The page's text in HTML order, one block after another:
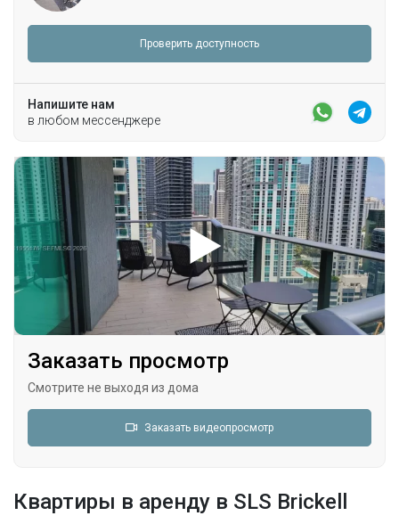
Проверить доступность
Напишите нам
в любом мессенджере
Заказать просмотр
Смотрите не выходя из дома
Заказать видеопросмотр
Квартиры в аренду в SLS Brickell